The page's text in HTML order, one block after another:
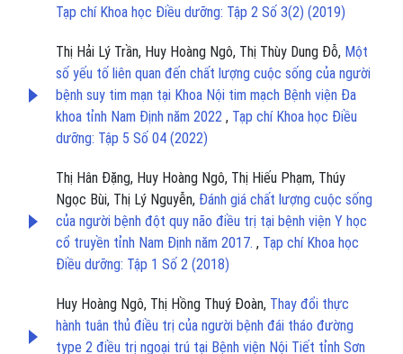
Tạp chí Khoa học Điều dưỡng: Tập 2 Số 3(2) (2019)
Thị Hải Lý Trần, Huy Hoàng Ngô, Thị Thùy Dung Đỗ, Một
số yếu tố liên quan đến chất lượng cuộc sống của người
bệnh suy tim mạn tại Khoa Nội tim mạch Bệnh viện Đa
khoa tỉnh Nam Định năm 2022 , Tạp chí Khoa học Điều
dưỡng: Tập 5 Số 04 (2022)
Thị Hân Đặng, Huy Hoàng Ngô, Thị Hiếu Phạm, Thúy
Ngọc Bùi, Thị Lý Nguyễn, Đánh giá chất lượng cuộc sống
của người bệnh đột quy não điều trị tại bệnh viện Y học
cổ truyền tỉnh Nam Định năm 2017. , Tạp chí Khoa học
Điều dưỡng: Tập 1 Số 2 (2018)
Huy Hoàng Ngô, Thị Hồng Thuý Đoàn, Thay đổi thực
hành tuân thủ điều trị của người bệnh đái tháo đường
type 2 điều trị ngoại trú tại Bệnh viện Nội Tiết tỉnh Sơn